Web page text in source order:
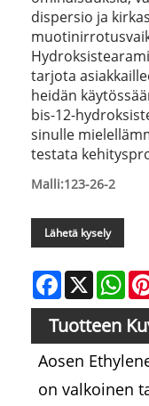
dispersio ja
tarjota
heidän
bis-12-
sinulle
testata
Malli:123-26-2
Lähetä kysely
Facebook
X
Tuotteen
Aosen
on valkoinen